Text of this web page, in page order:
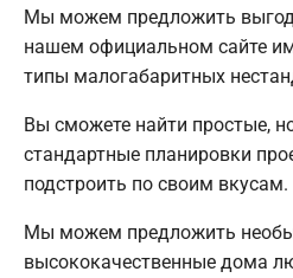
Мы можем предложить
нашем официальном сайте
типы малогабаритных
Вы сможете найти простые,
стандартные планировки
подстроить по своим вкусам.
Мы можем предложить
высококачественные дома